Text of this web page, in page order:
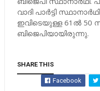
വാദി പാർട്ടി
ഇവിടെയുള്ള 61ൽ 50
ബിജെപിയായിരുന്നു.
SHARE THIS
Facebook